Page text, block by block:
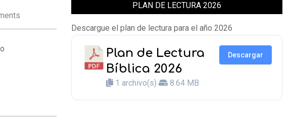
PLAN DE LECTURA 2026
Descargue el plan de lectura para el año 2026
Plan de Lectura
Bíblica 2026
1 archivo(s) 8.64 MB
Descargar